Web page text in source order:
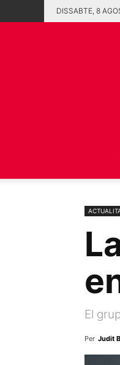
DISSABTE, 8
El
Per Judit